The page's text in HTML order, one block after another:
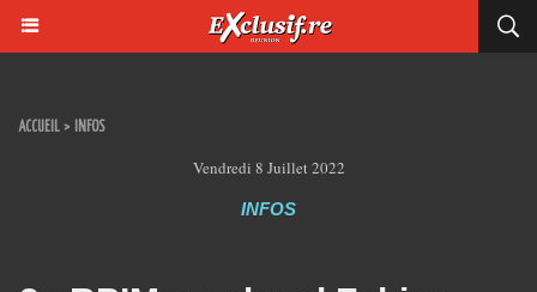
ACCUEIL > INFOS
Vendredi 8 Juillet 2022
INFOS